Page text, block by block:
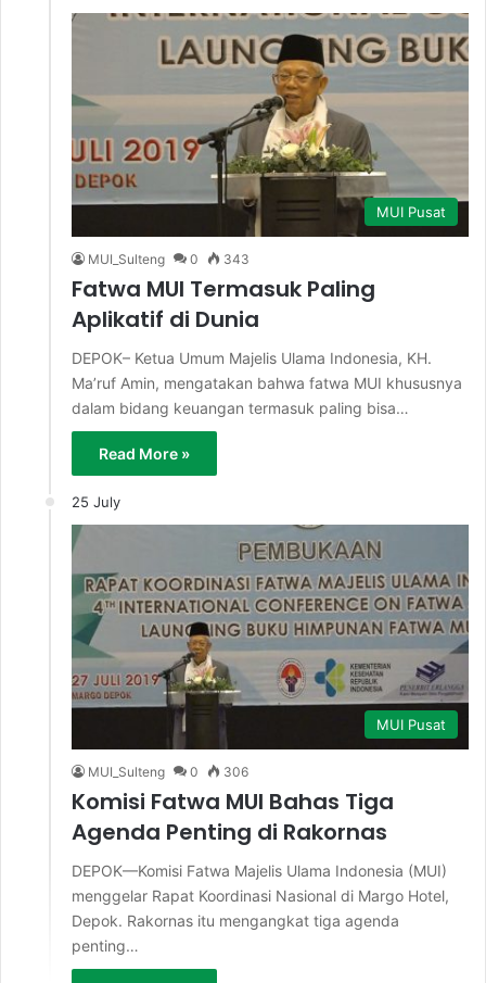
MUI Pusat
MUI_Sulteng 0 343
Fatwa MUI Termasuk Paling
Aplikatif di Dunia
DEPOK– Ketua Umum Majelis Ulama Indonesia, KH.
Ma’ruf Amin, mengatakan bahwa fatwa MUI khususnya
dalam bidang keuangan termasuk paling bisa…
Read More »
25 July
MUI Pusat
MUI_Sulteng 0 306
Komisi Fatwa MUI Bahas Tiga
Agenda Penting di Rakornas
DEPOK—Komisi Fatwa Majelis Ulama Indonesia (MUI)
menggelar Rapat Koordinasi Nasional di Margo Hotel,
Depok. Rakornas itu mengangkat tiga agenda
penting…